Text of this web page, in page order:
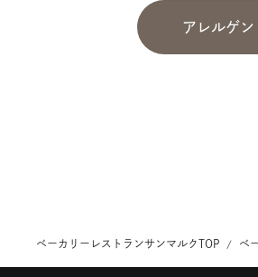
アレルゲ
ベーカリーレストランサンマルクTOP ベ